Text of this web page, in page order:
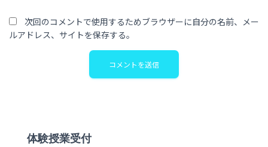
次回のコメントで使用するためブラウザーに自分の名前、メー
ルアドレス、サイトを保存する。
体験授業受付